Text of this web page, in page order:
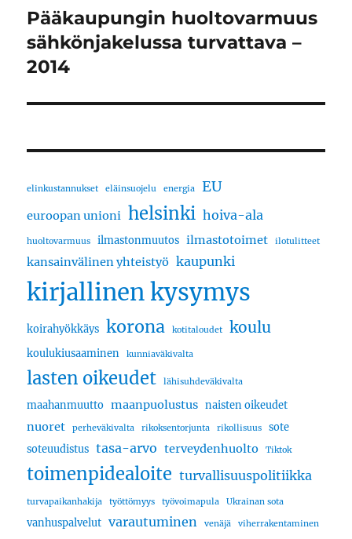
Seuraava
artikkeli:
Pääkaupungin huoltovarmuus
sähkönjakelussa turvattava –
2014
elinkustannukset eläinsuojelu energia EU
euroopan unioni helsinki hoiva-ala
huoltovarmuus ilmastonmuutos ilmastotoimet ilotulitteet
kansainvälinen yhteistyö kaupunki
kirjallinen kysymys
koirahyökkäys korona kotitaloudet koulu
koulukiusaaminen kunniaväkivalta
lasten oikeudet lähisuhdeväkivalta
maahanmuutto maanpuolustus naisten oikeudet
nuoret perheväkivalta rikoksentorjunta rikollisuus
sote
soteuudistus tasa-arvo terveydenhuolto Tiktok
toimenpidealoite turvallisuuspolitiikka
turvapaikanhakija työttömyys työvoimapula Ukrainan sota
vanhuspalvelut varautuminen venäjä viherrakentaminen